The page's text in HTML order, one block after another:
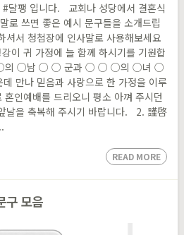
#달팽 입니다. 교회나 성당에서 결혼식
로 쓰면 좋은 예시 문구들을 소개드립
셔서 청첩장에 인사말로 사용해보세요
이 귀 가정에 늘 함께 하시기를 기원합
○의 ○남 ○ ○ 군과 ○ ○ ○의 ○녀 ○
만나 믿음과 사랑으로 한 가정을 이루
예배를 드리오니 평소 아껴 주시던
날을 축복해 주시기 바랍니다. 2. 謹啓
READ MORE
구 모음